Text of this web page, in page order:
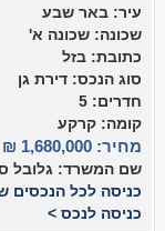
עיר: באר שבע
שכונה: שכונה א'
כתובת: בזל
סוג הנכס: דירת גן
חדרים: 5
קומה: קרקע
מחיר: 1,680,000 ₪
שם המשרד: גלובל
כניסה לכל הנכסים
כניסה לנכס >